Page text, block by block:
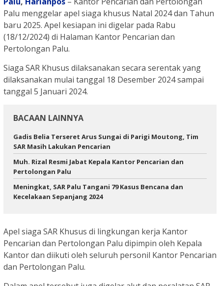
Palu menggelar apel siaga khusus Natal 2024 dan Tahun
baru 2025. Apel kesiapan ini digelar pada Rabu
(18/12/2024) di Halaman Kantor Pencarian dan
Pertolongan Palu.
Siaga SAR Khusus dilaksanakan secara serentak yang
dilaksanakan mulai tanggal 18 Desember 2024 sampai
tanggal 5 Januari 2024.
BACAAN LAINNYA
Gadis Belia Terseret Arus Sungai di Parigi Moutong, Tim
SAR Masih Lakukan Pencarian
Muh. Rizal Resmi Jabat Kepala Kantor Pencarian dan
Pertolongan Palu
Meningkat, SAR Palu Tangani 79 Kasus Bencana dan
Kecelakaan Sepanjang 2024
Apel siaga SAR Khusus di lingkungan kerja Kantor
Pencarian dan Pertolongan Palu dipimpin oleh Kepala
Kantor dan diikuti oleh seluruh personil Kantor Pencarian
dan Pertolongan Palu.